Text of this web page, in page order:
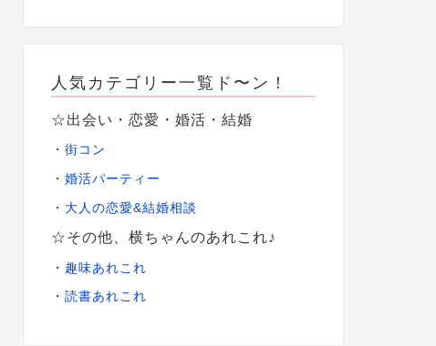
人気カテゴリー一覧ド〜ン！
☆出会い・恋愛・婚活・結婚
・ 街コン
・ 婚活パーティー
・ 大人の恋愛&結婚相談
☆その他、横ちゃんのあれこれ♪
・ 趣味あれこれ
・ 読書あれこれ